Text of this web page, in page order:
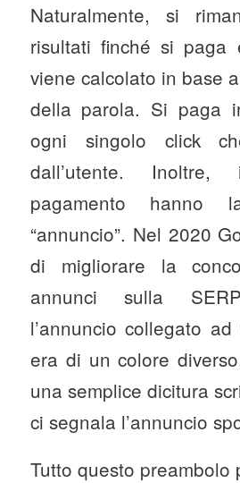
Naturalmente, si
risultati finché si paga
viene calcolato in base
della parola. Si paga
ogni singolo click
dall’utente.
pagamento hanno
“annuncio”. Nel 2020
di migliorare la
annunci sulla
l’annuncio collegato
era di un colore
una semplice dicitura
ci segnala l’annuncio
Tutto questo preambolo